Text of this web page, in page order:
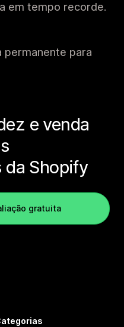
em tempo recorde.
permanente para
e venda
da Shopify
gratuita